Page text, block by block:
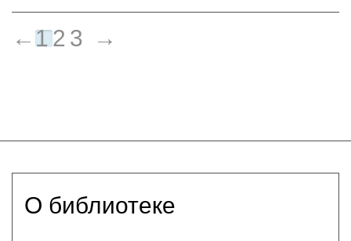
←12 3 →
О библиотеке